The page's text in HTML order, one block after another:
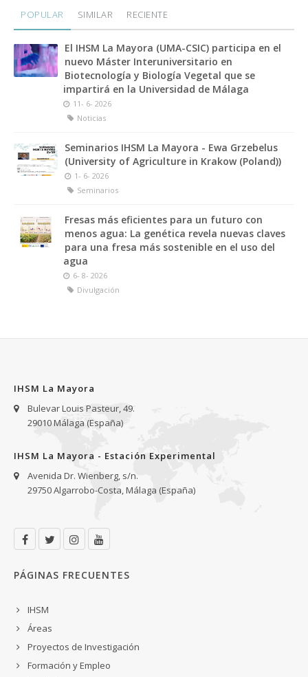
cell wall, are extremely sensitive to a variety of stress
factors that are part of the culture itself (medium,
temperature, light conditions), which often leads to
cell death or inhibition of mitotic divisions. For this
reason, obtaining and running protoplast cultures is
making it difficult or even impossible to use in both
basic research and plant breeding. The prerequisite
for conducting protoplast cultures is to obtain them
from biological material in large numbers and in good
physiological condition. A critical moment of any
protoplast culture is the reconstitution of the cell wall
and induction of the first mitotic divisions. Despite
innovations introduced over several decades, the
presented.
POPULAR SIMILAR RECIENTE
El IHSM La Mayora (UMA-CSIC) participa en el
nuevo Máster Interuniversitario en
Biotecnología y Biología Vegetal que se
impartirá en la Universidad de Málaga
11- 6- 2026
Noticias
Seminarios IHSM La Mayora - Ewa Grzebelus
(University of Agriculture in Krakow (Poland))
1- 6- 2026
Seminarios
Fresas más eficientes para un futuro con
menos agua: La genética revela nuevas claves
para una fresa más sostenible en el uso del
agua
6- 8- 2026
Divulgación
IHSM La Mayora
Bulevar Louis Pasteur, 49.
29010 Málaga (España)
IHSM La Mayora - Estación Experimental
Avenida Dr. Wienberg, s/n.
29750 Algarrobo-Costa, Málaga (España)
PÁGINAS FRECUENTES
IHSM
Áreas
Proyectos de Investigación
Formación y Empleo